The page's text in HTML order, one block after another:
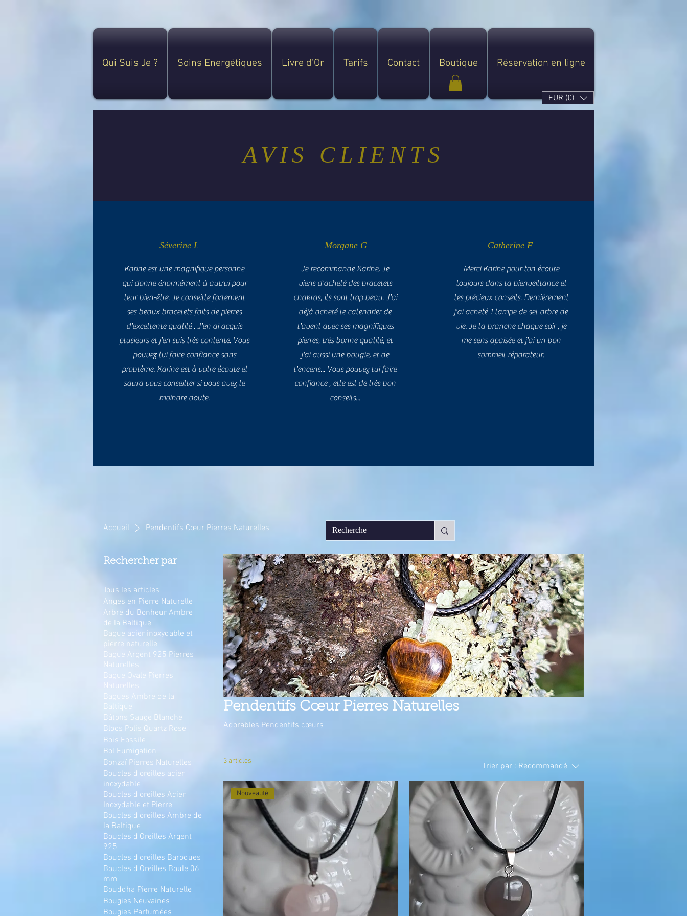
Qui Suis Je ? Soins Energétiques Livre d'Or Tarifs Contact Boutique Réservation en ligne
EUR (€)
AVIS CLIENTS
Séverine L
Karine est une magnifique personne
qui donne énormément à autrui pour
leur bien-être. Je conseille fortement
ses beaux bracelets faits de pierres
d'excellente qualité . J'en ai acquis
plusieurs et j'en suis très contente. Vous
pouvez lui faire confiance sans
problème. Karine est à votre écoute et
saura vous conseiller si vous avez le
moindre doute.
Morgane G
Je recommande Karine, Je
viens d'acheté des bracelets
chakras, ils sont trop beau. J'ai
déjà acheté le calendrier de
l'avent avec ses magnifiques
pierres, très bonne qualité, et
j'ai aussi une bougie, et de
l'encens... Vous pouvez lui faire
confiance , elle est de très bon
conseils...
Catherine F
Merci Karine pour ton écoute
toujours dans la bienveillance et
tes précieux conseils. Dernièrement
j'ai acheté 1 lampe de sel arbre de
vie. Je la branche chaque soir , je
me sens apaisée et j'ai un bon
sommeil réparateur.
Accueil Pendentifs Cœur Pierres Naturelles
Rechercher par
Tous les articles
Anges en Pierre Naturelle
Arbre du Bonheur Ambre
de la Baltique
Bague acier inoxydable et
pierre naturelle
Bague Argent 925 Pierres
Naturelles
Bague Ovale Pierres
Naturelles
Bagues Ambre de la
Baltique
Bâtons Sauge Blanche
Blocs Polis Quartz Rose
Bois Fossile
Bol Fumigation
Bonzaï Pierres Naturelles
Boucles d'oreilles acier
inoxydable
Boucles d'oreilles Acier
Inoxydable et Pierre
Boucles d'oreilles Ambre de
la Baltique
Boucles d'Oreilles Argent
925
Boucles d'oreilles Baroques
Boucles d'Oreilles Boule 06
mm
Bouddha Pierre Naturelle
Bougies Neuvaines
Bougies Parfumées
Pendentifs Cœur Pierres Naturelles
Adorables Pendentifs cœurs
3 articles
Trier par : Recommandé
Nouveauté